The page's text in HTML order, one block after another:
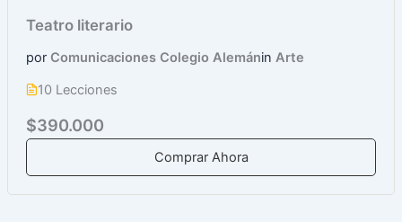
Teatro literario
por Comunicaciones Colegio Alemánin Arte
10 Lecciones
$390.000
Comprar Ahora